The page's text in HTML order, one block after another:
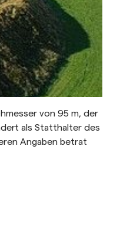
von 95 m, der
als Statthalter des
Angaben betrat